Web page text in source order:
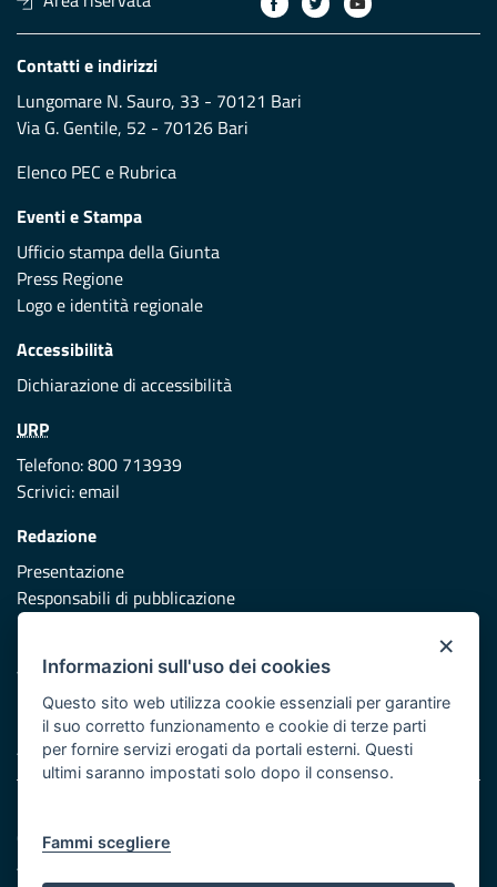
Contatti e indirizzi
Lungomare N. Sauro, 33 - 70121 Bari
Via G. Gentile, 52 - 70126 Bari
Elenco PEC e Rubrica
Eventi e Stampa
Ufficio stampa della Giunta
Press Regione
Logo e identità regionale
Accessibilità
Dichiarazione di accessibilità
URP
Telefono: 800 713939
Scrivici:email
Redazione
Presentazione
Responsabili di pubblicazione
Vai al sito di Protezione Civile Puglia
Iniziativa finanziata con risorse del POR Puglia 2014/2020 -
Asse XI
Cookie e privacy
Atti di notifica
×
Informazioni sull'uso dei cookies
Questo sito web utilizza cookie essenziali per garantire
il suo corretto funzionamento e cookie di terze parti
per fornire servizi erogati da portali esterni. Questi
ultimi saranno impostati solo dopo il consenso.
Fammi scegliere